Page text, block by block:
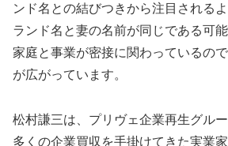
ンド名との結びつきから注目される
ランド名と妻の名前が同じである可
家庭と事業が密接に関わっているの
が広がっています。
松村謙三は、プリヴェ企業再生グル
多くの企業買収を手掛けてきた実業